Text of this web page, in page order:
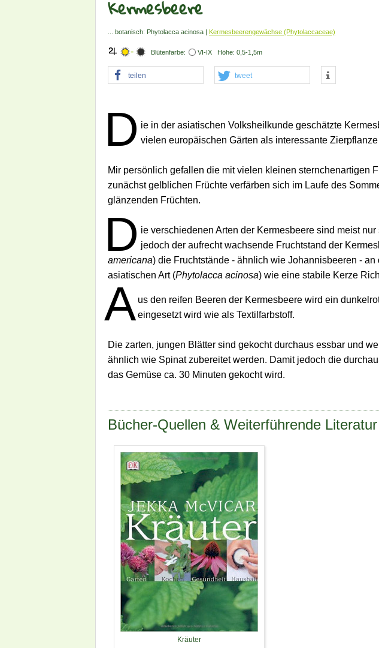
Kermesbeere
... botanisch: Phytolacca acinosa | Kermesbeerengewächse (Phytolaccaceae)
- Blütenfarbe: VI-IX Höhe: 0,5-1,5m
teilen tweet
D ie in der asiatischen Volksheilkunde geschätzte
vielen europäischen Gärten als interessante
Mir persönlich gefallen die mit vielen kleinen sternchenartigen
zunächst gelblichen Früchte verfärben sich im Laufe des
glänzenden Früchten.
D ie verschiedenen Arten der Kermesbeere sind meist
jedoch der aufrecht wachsende Fruchtstand der
americana) die Fruchtstände - ähnlich wie Johannisbeeren -
asiatischen Art (Phytolacca acinosa) wie eine stabile Kerze
A us den reifen Beeren der Kermesbeere wird ein
eingesetzt wird wie als Textilfarbstoff.
Die zarten, jungen Blätter sind gekocht durchaus essbar und
ähnlich wie Spinat zubereitet werden. Damit jedoch die
das Gemüse ca. 30 Minuten gekocht wird.
Bücher-Quellen & Weiterführende Literatur
Kräuter